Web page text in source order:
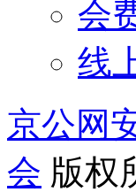
会
线
京公网
会 版权